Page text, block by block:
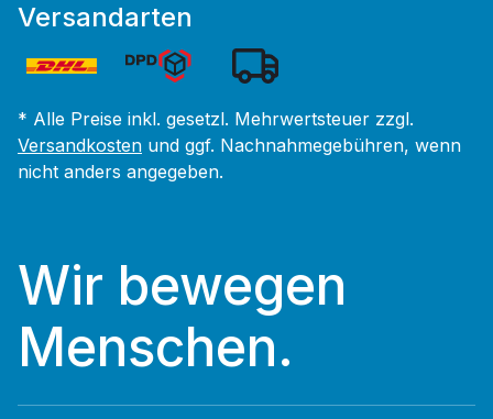
Versandarten
* Alle Preise inkl. gesetzl. Mehrwertsteuer zzgl.
Versandkosten und ggf. Nachnahmegebühren, wenn
nicht anders angegeben.
Wir bewegen
Menschen.